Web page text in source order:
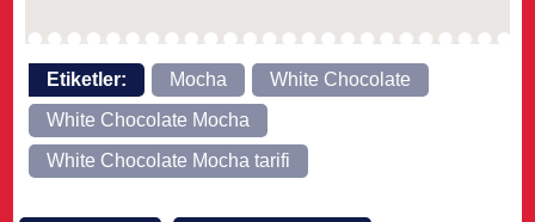
Etiketler: Mocha
White Chocolate
White Chocolate Mocha
White Chocolate Mocha tarifi